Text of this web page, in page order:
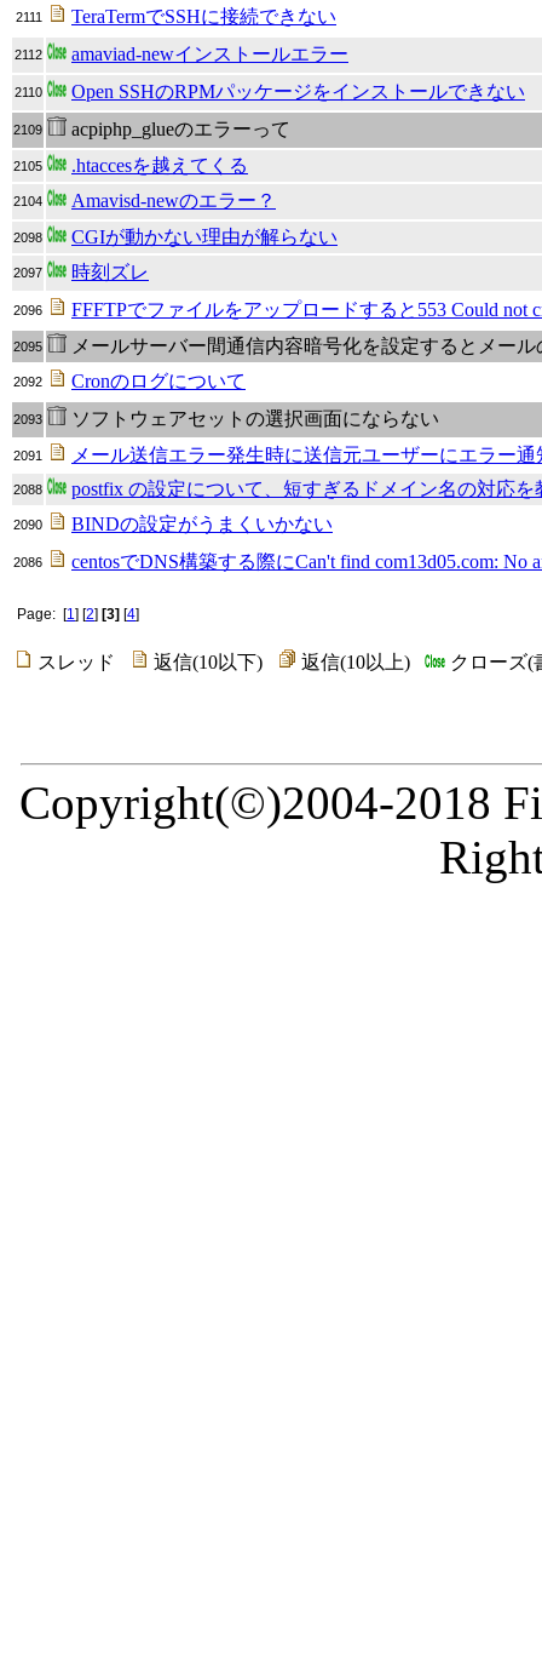
2111 TeraTermでSSHに接続できない
2112 amaviad-newインストールエラー
2110 Open SSHのRPMパッケージをインストールできない
2109 acpiphp_glueのエラーって
2105 .htaccesを越えてくる
2104 Amavisd-newのエラー？
2098 CGIが動かない理由が解らない
2097 時刻ズレ
2096 FFFTPでファイルをアップロードすると553 Could not
2095 メールサーバー間通信内容暗号化を設定するとメー
2092 Cronのログについて
2093 ソフトウェアセットの選択画面にならない
2091 メール送信エラー発生時に送信元ユーザーにエラー
2088 postfix の設定について、短すぎるドメイン名の対応を
2090 BINDの設定がうまくいかない
2086 centosでDNS構築する際にCan't find com13d05.com: No
Page: [1] [2] [3] [4]
スレッド 返信(10以下) 返信(10以上) クローズ
Copyright(©)2004-2018